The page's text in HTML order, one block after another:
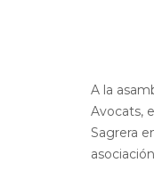
A la
Avocats,
Sagrera